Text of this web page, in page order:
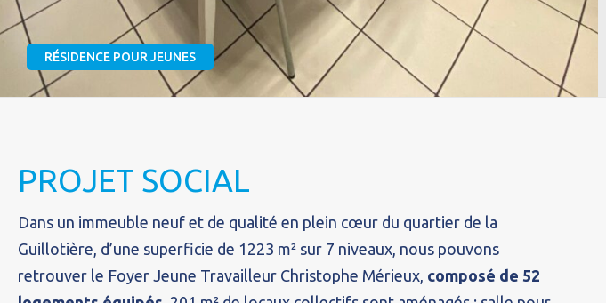
RÉSIDENCE POUR JEUNES
PROJET SOCIAL
Dans un immeuble neuf et de qualité en plein cœur du quartier de la
Guillotière, d’une superficie de 1223 m² sur 7 niveaux, nous pouvons
retrouver le Foyer Jeune Travailleur Christophe Mérieux, composé de 52